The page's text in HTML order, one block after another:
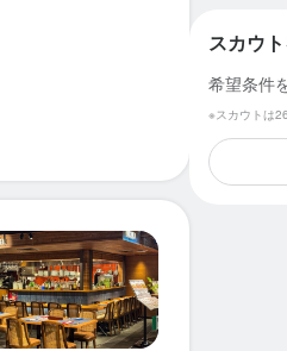
スカウ
希望条件
※スカウトは